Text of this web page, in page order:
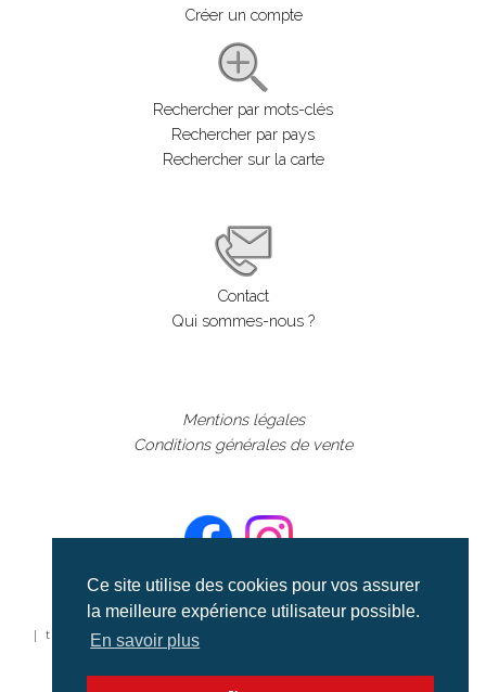
Ce site utilise des cookies pour vos assurer
la meilleure expérience utilisateur possible.
En savoir plus
Créer un compte
Rechercher par mots-clés
Rechercher par pays
Rechercher sur la carte
Contact
Qui sommes-nous ?
Mentions légales
Conditions générales de vente
©aerialcollection marque déposée 2024
| tous droits réservés | aerialcollection.fr banque d'images
aériennes et documentaires video et cinéma |